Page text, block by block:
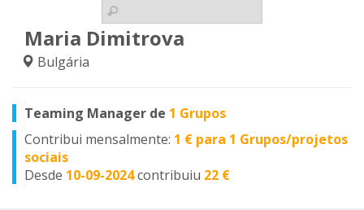
Maria Dimitrova
Bulgária
Teaming Manager de 1 Grupos
Contribui mensalmente: 1 € para 1 Grupos/projetos
sociais
Desde 10-09-2024contribuiu 22 €